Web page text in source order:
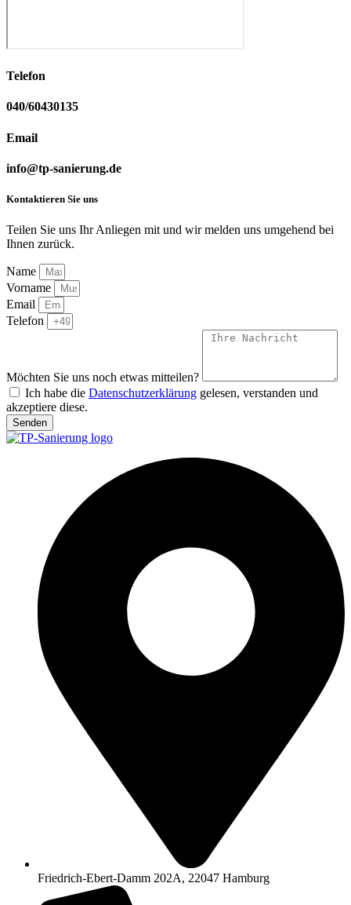
Telefon
040/60430135
Email
info@tp-sanierung.de
Kontaktieren Sie uns
Teilen Sie uns Ihr Anliegen mit und wir melden uns umgehend bei
Ihnen zurück.
Name
Vorname
Email
Telefon
Möchten Sie uns noch etwas mitteilen?
Ich habe die Datenschutzerklärung gelesen, verstanden und
akzeptiere diese.
Senden
Friedrich-Ebert-Damm 202A, 22047 Hamburg